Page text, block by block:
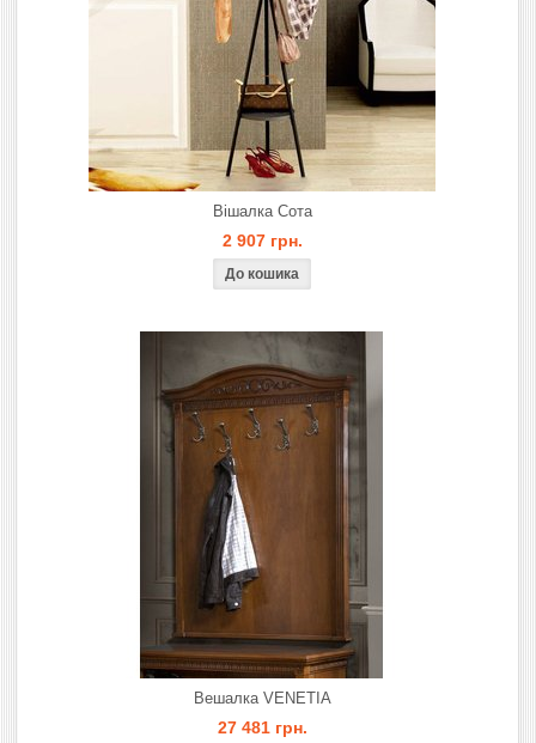
Вішалка Сота
2 907 грн.
Вешалка VENETIA
27 481 грн.